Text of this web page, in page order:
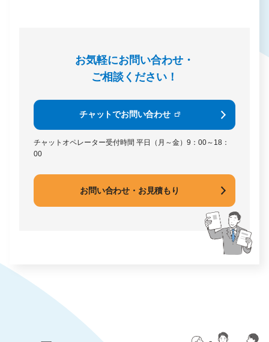
お気軽にお問い合わせ・
ご相談ください！
チャットでお問い合わせ
チャットオペレーター受付時間 平日（月～金）9：00～18：
00
お問い合わせ・お見積もり